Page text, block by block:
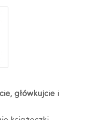
główkujcie i